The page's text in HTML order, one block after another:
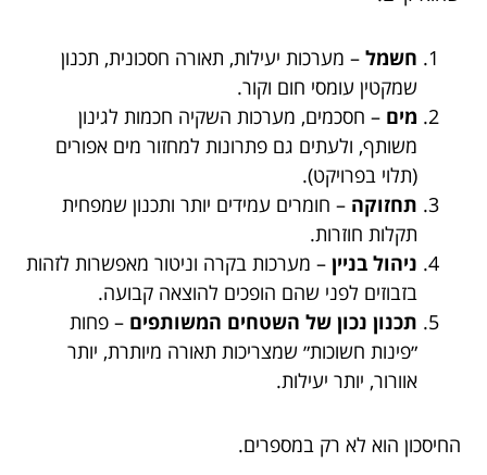
חשמל – מערכות יעילות, תאורה חסכונית, תכנון
שמקטין עומסי חום וקור.
מים – חסכמים, מערכות השקיה חכמות לגינון
משותף, ולעתים גם פתרונות למחזור מים אפורים
(תלוי בפרויקט).
תחזוקה – חומרים עמידים יותר ותכנון שמפחית
תקלות חוזרות.
ניהול בניין – מערכות בקרה וניטור מאפשרות לזהות
בזבוזים לפני שהם הופכים להוצאה קבועה.
תכנון נכון של השטחים המשותפים – פחות
״פינות חשוכות״ שמצריכות תאורה מיותרת, יותר
אוורור, יותר יעילות.
החיסכון הוא לא רק במספרים.